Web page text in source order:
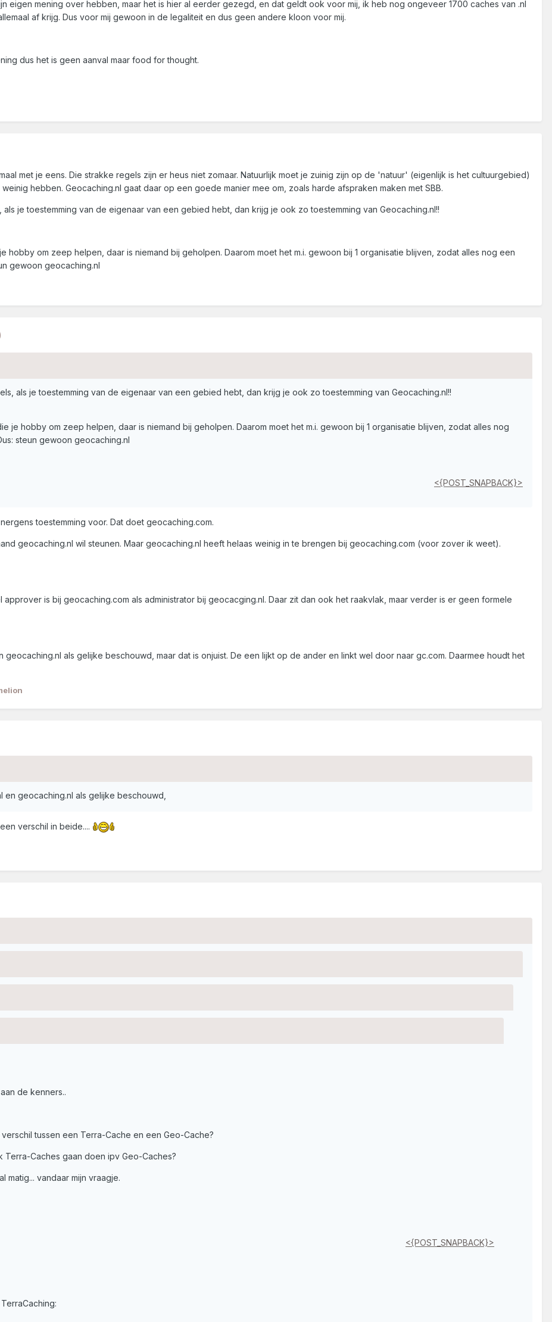
eigen mening over hebben, maar het is hier al eerder gezegd, en dat geldt ook voor mij, ik heb nog ongeveer 1700 caches van .nl
af krijg. Dus voor mij gewoon in de legaliteit en dus geen andere kloon voor mij.
dus het is geen aanval maar food for thought.
met je eens. Die strakke regels zijn er heus niet zomaar. Natuurlijk moet je zuinig zijn op de 'natuur' (eigenlijk is het cultuurgebied)
hebben. Geocaching.nl gaat daar op een goede manier mee om, zoals harde afspraken maken met SBB.
je toestemming van de eigenaar van een gebied hebt, dan krijg je ook zo toestemming van Geocaching.nl!!
hobby om zeep helpen, daar is niemand bij geholpen. Daarom moet het m.i. gewoon bij 1 organisatie blijven, zodat alles nog een
gewoon geocaching.nl
als je toestemming van de eigenaar van een gebied hebt, dan krijg je ook zo toestemming van Geocaching.nl!!
je hobby om zeep helpen, daar is niemand bij geholpen. Daarom moet het m.i. gewoon bij 1 organisatie blijven, zodat alles nog
steun gewoon geocaching.nl
<{POST_SNAPBACK}>
toestemming voor. Dat doet geocaching.com.
geocaching.nl wil steunen. Maar geocaching.nl heeft helaas weinig in te brengen bij geocaching.com (voor zover ik weet).
is bij geocaching.com als administrator bij geocacging.nl. Daar zit dan ook het raakvlak, maar verder is er geen formele
geocaching.nl als gelijke beschouwd, maar dat is onjuist. De een lijkt op de ander en linkt wel door naar gc.com. Daarmee houdt het
en geocaching.nl als gelijke beschouwd,
verschil in beide....
de kenners..
tussen een Terra-Cache en een Geo-Cache?
Terra-Caches gaan doen ipv Geo-Caches?
matig... vandaar mijn vraagje.
<{POST_SNAPBACK}>